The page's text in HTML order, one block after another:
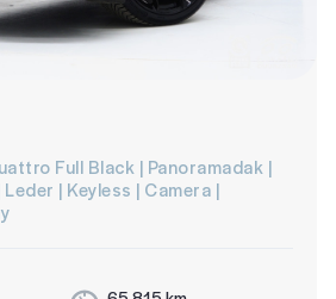
Full Black | Panoramadak |
| Keyless | Camera |